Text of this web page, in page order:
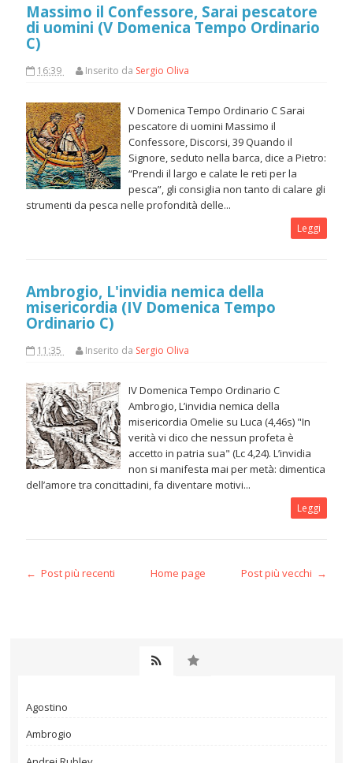
Massimo il Confessore, Sarai pescatore
di uomini (V Domenica Tempo Ordinario
C)
16:39 Inserito da Sergio Oliva
V Domenica Tempo Ordinario C Sarai
pescatore di uomini Massimo il
Confessore, Discorsi, 39 Quando il
Signore, seduto nella barca, dice a Pietro:
“Prendi il largo e calate le reti per la
pesca”, gli consiglia non tanto di calare gli
strumenti da pesca nelle profondità delle...
Leggi
Ambrogio, L'invidia nemica della
misericordia (IV Domenica Tempo
Ordinario C)
11:35 Inserito da Sergio Oliva
IV Domenica Tempo Ordinario C
Ambrogio, L’invidia nemica della
misericordia Omelie su Luca (4,46s) "In
verità vi dico che nessun profeta è
accetto in patria sua" (Lc 4,24). L’invidia
non si manifesta mai per metà: dimentica
dell’amore tra concittadini, fa diventare motivi...
Leggi
← Post più recenti Post più vecchi →
Home page
Agostino
Ambrogio